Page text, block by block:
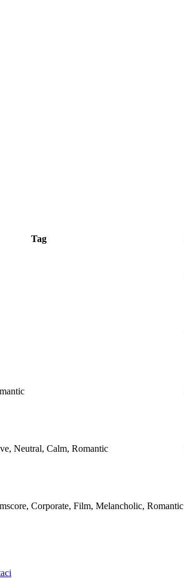
Tag
Neutral, Calm, Romantic
Corporate, Film, Melancholic, Romantic